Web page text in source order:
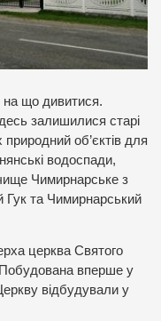
на що дивитися.
залишилися старі
об’єктів для
водоспади,
Чимирнарське з
та Чимирнарський
церква Святого
Побудована вперше у
відбудували у